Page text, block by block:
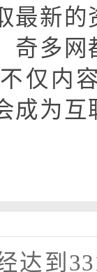
最新
奇多
仅内
成为
达到